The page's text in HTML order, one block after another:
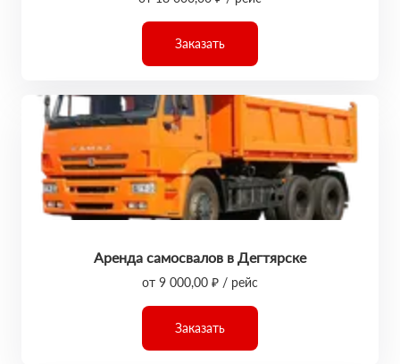
Заказать
Аренда самосвалов в Дегтярске
от 9 000,00 ₽ / рейс
Заказать